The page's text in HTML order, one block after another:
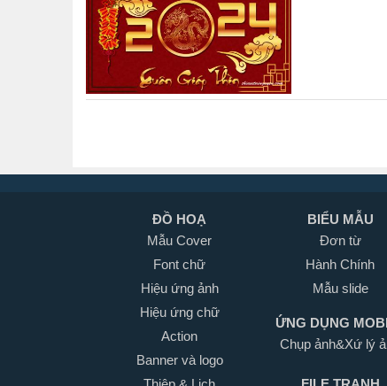
ĐỒ HOẠ
Mẫu Cover
Font chữ
Hiệu ứng ảnh
Hiệu ứng chữ
Action
Banner và logo
BIỂU MẪU
Đơn từ
Hành Chính
Mẫu slide
ỨNG DỤNG
Chụp ảnh&Xứ lý